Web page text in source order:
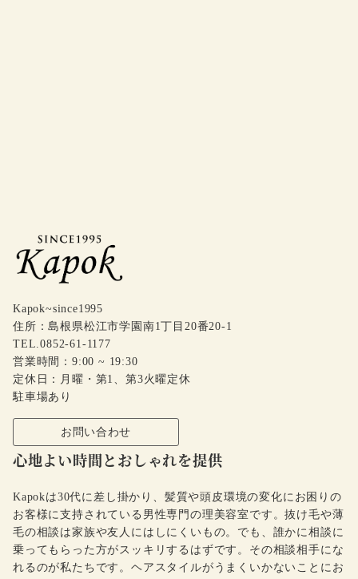
Kapok~since1995
住所：島根県松江市学園南1丁目20番20-1
TEL.0852-61-1177
営業時間：9:00 ~ 19:30
定休日：月曜・第1、第3火曜定休
駐車場あり
お問い合わせ
心地よい時間とおしゃれを提供
Kapokは30代に差し掛かり、髪質や頭皮環境の変化にお困りの
お客様に支持されている男性専門の理美容室です。抜け毛や薄
毛の相談は家族や友人にはしにくいもの。でも、誰かに相談に
乗ってもらった方がスッキリするはずです。その相談相手にな
れるのが私たちです。ヘアスタイルがうまくいかないことにお